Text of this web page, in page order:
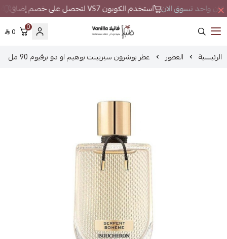
مكان واحد تسوق الان استخدم الكوبون VS7 لتحصل على خصم إضافي
فانيلا
0
0
الرئيسية العطور عطر بوشرون سيربينت بوهيم او دو برفيوم 90 مل